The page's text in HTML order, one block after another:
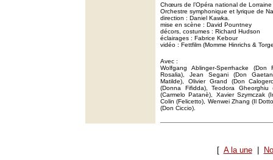
Chœurs de l’Opéra national de Lorraine
Orchestre symphonique et lyrique de
direction : Daniel Kawka.
mise en scène : David Pountney
décors, costumes : Richard Hudson
éclairages : Fabrice Kebour
vidéo : Fettfilm (Momme Hinrichs &
Avec :
Wolfgang Ablinger-Sperrhacke
Rosalia), Jean Segani (Don
Matilde), Olivier Grand (Don
(Donna Fifidda), Teodora Gheorghiu
(Carmelo Patanè), Xavier Szymczak
Colin (Felicetto), Wenwei Zhang (Il
(Don Ciccio).
[ A la une|